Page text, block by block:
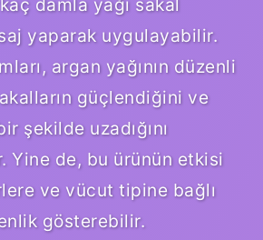
yaparak uygulayabilir.
argan yağının düzenli
güçlendiğini ve
şekilde uzadığını
Yine de, bu ürünün etkisi
ve vücut tipine bağlı
gösterebilir.